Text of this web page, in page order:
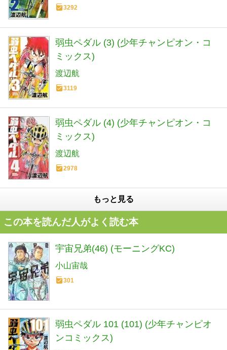
3292
弱虫ペダル (3) (少年チャンピオン・コ
ミックス)
渡辺航
3119
弱虫ペダル (4) (少年チャンピオン・コ
ミックス)
渡辺航
2978
もっと見る
この本を読んだ人がよく読む本
宇宙兄弟(46) (モーニングKC)
小山宙哉
301
弱虫ペダル 101 (101) (少年チャンピオ
ンコミックス)